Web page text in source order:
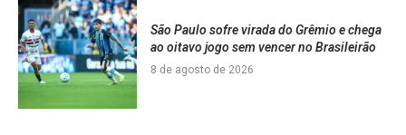
São Paulo sofre virada do Grêmio e chega
ao oitavo jogo sem vencer no Brasileirão
8 de agosto de 2026